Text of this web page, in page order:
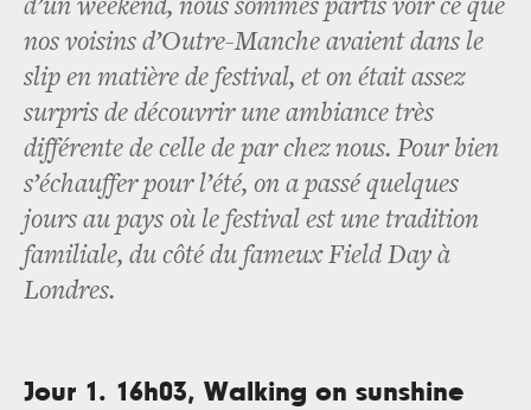
d’un weekend, nous sommes partis voir ce que
nos voisins d’Outre-Manche avaient dans le
slip en matière de festival, et on était assez
surpris de découvrir une ambiance très
différente de celle de par chez nous. Pour bien
s’échauffer pour l’été, on a passé quelques
jours au pays où le festival est une tradition
familiale, du côté du fameux Field Day à
Londres.
Jour 1. 16h03, Walking on sunshine